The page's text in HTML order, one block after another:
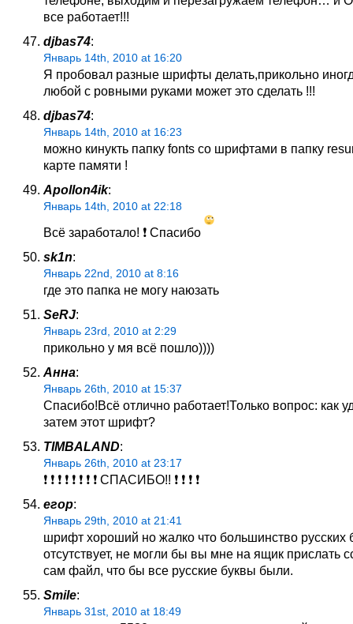
все работает!!!
djbas74:
Январь 14th, 2010 at 16:20
Я пробовал разные шрифты делать,прикольно
любой с ровными руками может это сделать !!!
djbas74:
Январь 14th, 2010 at 16:23
можно кинукть папку fonts со шрифтами в папку
карте памяти !
Apollon4ik:
Январь 14th, 2010 at 22:18
Всё заработало! ❗ Спасибо
sk1n:
Январь 22nd, 2010 at 8:16
где это папка не могу наюзать
SeRJ:
Январь 23rd, 2010 at 2:29
прикольно у мя всё пошло))))
Анна:
Январь 26th, 2010 at 15:37
Спасибо!Всё отлично работает!Только вопрос: как
затем этот шрифт?
TIMBALAND:
Январь 26th, 2010 at 23:17
❗ ❗ ❗ ❗ ❗ ❗ ❗ ❗ СПАСИБО!! ❗ ❗ ❗ ❗
егор:
Январь 29th, 2010 at 21:41
шрифт хороший но жалко что большинство русских
отсутствует, не могли бы вы мне на ящик прислать
сам файл, что бы все русские буквы были.
Smile:
Январь 31st, 2010 at 18:49